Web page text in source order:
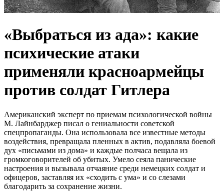
«Выбраться из ада»: какие
психические атаки
применяли красноармейцы
против солдат Гитлера
Американский эксперт по приемам психологической войны
М. Лайнбарджер писал о гениальности советской
спецпропаганды. Она использовала все известные методы
воздействия, превращала пленных в актив, подавляла боевой
дух «письмами из дома» и каждые полчаса вещала из
громкоговорителей об убитых. Умело сеяла панические
настроения и вызывала отчаяние среди немецких солдат и
офицеров, заставляя их «сходить с ума» и со слезами
благодарить за сохранение жизни.